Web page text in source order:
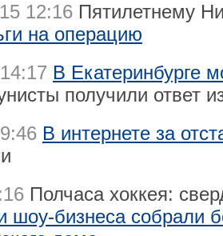
12:16 Пятилетнему
на операцию
В Екатеринбурге
получили ответ
В интернете за
Полчаса хоккея:
шоу-бизнеса собрали